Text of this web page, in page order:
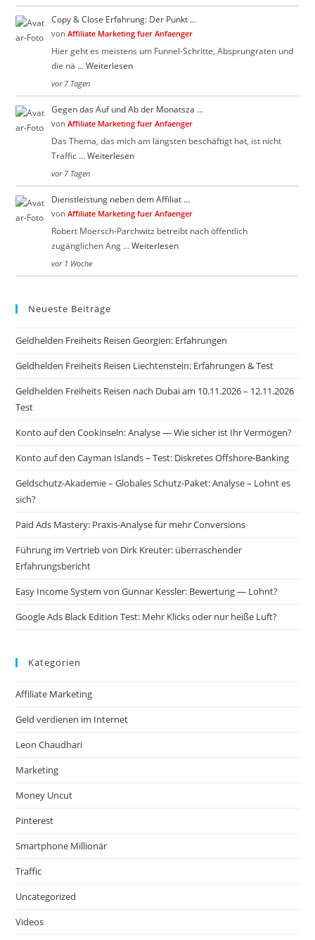
Copy & Close Erfahrung: Der Punkt …
vonAffiliate Marketing fuer Anfaenger
Hier geht es meistens um Funnel-Schritte, Absprungraten und
die nä …Weiterlesen
vor 7 Tagen
Gegen das Auf und Ab der Monatsza …
vonAffiliate Marketing fuer Anfaenger
Das Thema, das mich am längsten beschäftigt hat, ist nicht
Traffic …Weiterlesen
vor 7 Tagen
Dienstleistung neben dem Affiliat …
vonAffiliate Marketing fuer Anfaenger
Robert Moersch-Parchwitz betreibt nach öffentlich
zugänglichen Ang …Weiterlesen
vor 1 Woche
Neueste Beiträge
Geldhelden Freiheits Reisen Georgien: Erfahrungen
Geldhelden Freiheits Reisen Liechtenstein: Erfahrungen & Test
Geldhelden Freiheits Reisen nach Dubai am 10.11.2026 – 12.11.2026
Test
Konto auf den Cookinseln: Analyse — Wie sicher ist Ihr Vermögen?
Konto auf den Cayman Islands – Test: Diskretes Offshore-Banking
Geldschutz-Akademie – Globales Schutz-Paket: Analyse – Lohnt es
sich?
Paid Ads Mastery: Praxis-Analyse für mehr Conversions
Führung im Vertrieb von Dirk Kreuter: überraschender
Erfahrungsbericht
Easy Income System von Gunnar Kessler: Bewertung — Lohnt?
Google Ads Black Edition Test: Mehr Klicks oder nur heiße Luft?
Kategorien
Affiliate Marketing
Geld verdienen im Internet
Leon Chaudhari
Marketing
Money Uncut
Pinterest
Smartphone Millionär
Traffic
Uncategorized
Videos